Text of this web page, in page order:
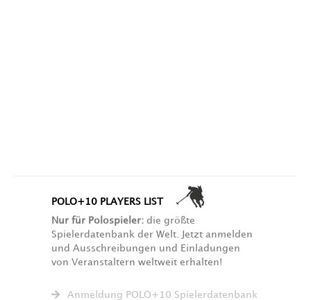
POLO+10 PLAYERS LIST
Nur für Polospieler: die größte
Spielerdatenbank der Welt. Jetzt anmelden
und Ausschreibungen und Einladungen
von Veranstaltern weltweit erhalten!
Anmeldung POLO+10 Spielerdatenbank